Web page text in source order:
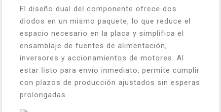
El diseño dual del componente ofrece dos
diodos en un mismo paquete, lo que reduce el
espacio necesario en la placa y simplifica el
ensamblaje de fuentes de alimentación,
inversores y accionamientos de motores. Al
estar listo para envío inmediato, permite cumplir
con plazos de producción ajustados sin esperas
prolongadas.